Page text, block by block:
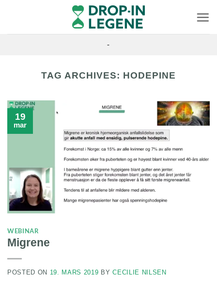
content
-
TAG ARCHIVES: HODEPINE
19
mar
WEBINAR
Migrene
POSTED ON 19. MARS 2019 BYCECILIE NILSEN